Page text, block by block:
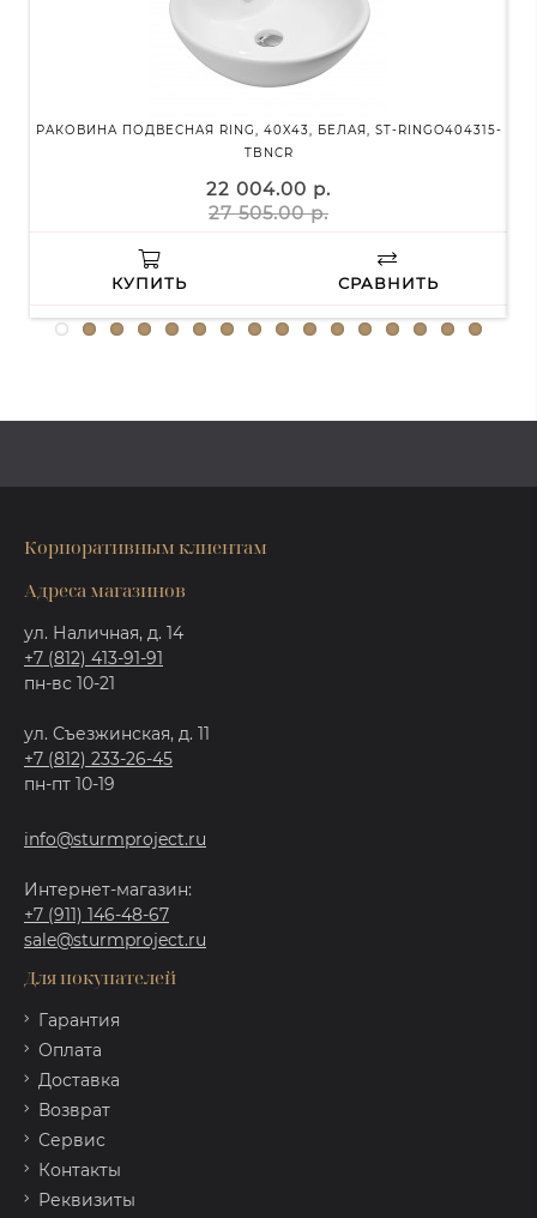
РАКОВИНА ПОДВЕСНАЯ RING, 40X43, БЕЛАЯ, ST-RINGO404315-
TBNCR
22 004.00 р.
27 505.00 р.
КУПИТЬ СРАВНИТЬ
Корпоративным клиентам
Адреса магазинов
ул. Наличная, д. 14
+7 (812) 413-91-91
пн-вс 10-21
ул. Съезжинская, д. 11
+7 (812) 233-26-45
пн-пт 10-19
info@sturmproject.ru
Интернет-магазин:
+7 (911) 146-48-67
sale@sturmproject.ru
Для покупателей
Гарантия
Оплата
Доставка
Возврат
Сервис
Контакты
Реквизиты